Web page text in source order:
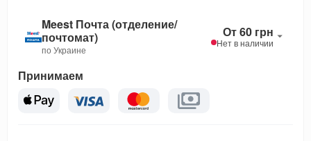
Meest Почта (отделение/
почтомат)
по Украине
От 60 грн
Нет в наличии
Принимаем